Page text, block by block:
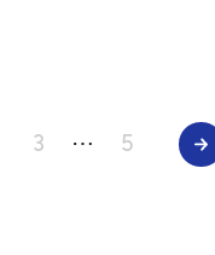
3 ⋯ 5